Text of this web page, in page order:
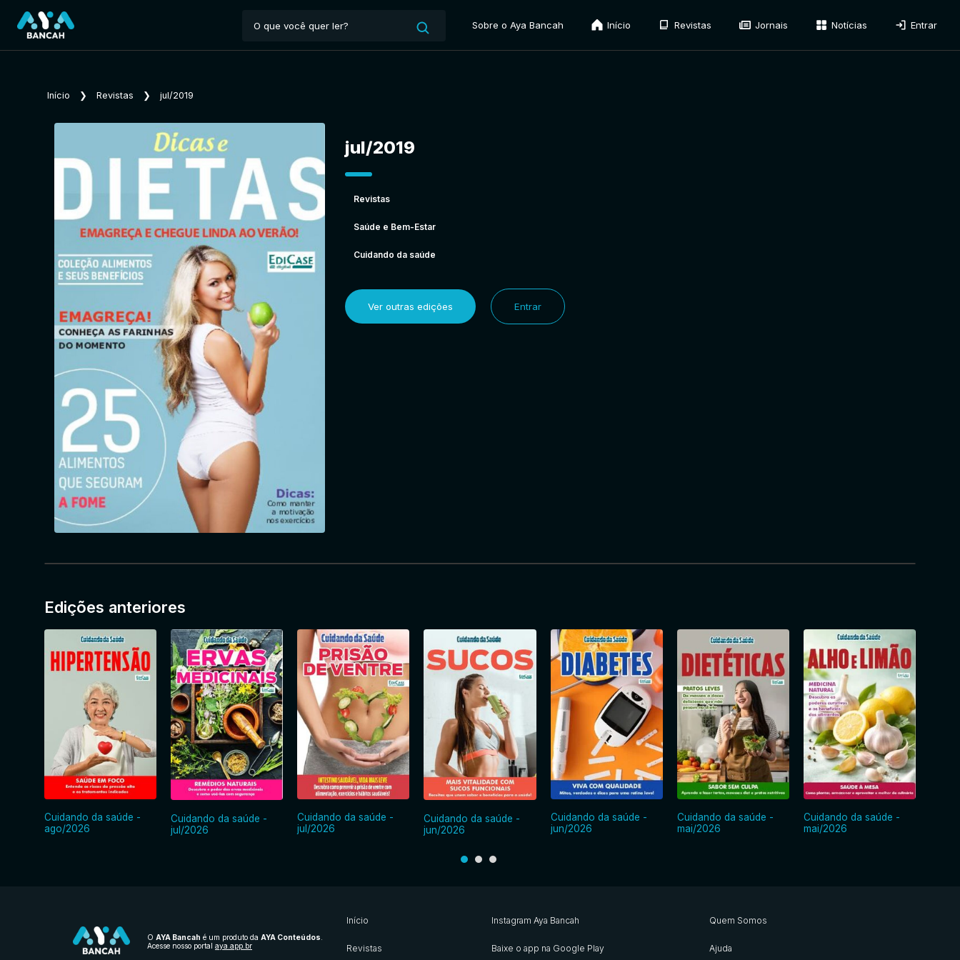
Sobre o Aya Bancah Início Revistas Jornais Notícias Entrar
Início ❯ Revistas ❯ jul/2019
jul/2019
Revistas
Saúde e Bem-Estar
Cuidando da saúde
Ver outras edições Entrar
Edições anteriores
Cuidando da saúde -
ago/2026
Cuidando da saúde -
jul/2026
Cuidando da saúde -
jul/2026
Cuidando da saúde -
jun/2026
Cuidando da saúde -
jun/2026
Cuidando da saúde -
mai/2026
Cuidando da saúde -
mai/2026
O AYA Bancah é um produto da AYA Conteúdos.
Acesse nosso portal aya.app.br
Início
Revistas
Instagram Aya Bancah
Baixe o app na Google Play
Quem Somos
Ajuda